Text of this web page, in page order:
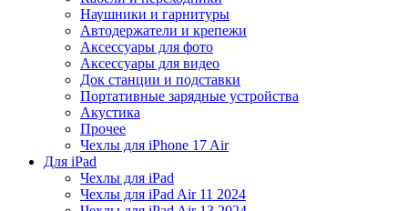
Наушники и гарнитуры
Автодержатели и крепежи
Аксессуары для фото
Аксессуары для видео
Док станции и подставки
Портативные зарядные устройства
Акустика
Прочее
Чехлы для iPhone 17 Air
Для iPad
Чехлы для iPad
Чехлы для iPad Air 11 2024